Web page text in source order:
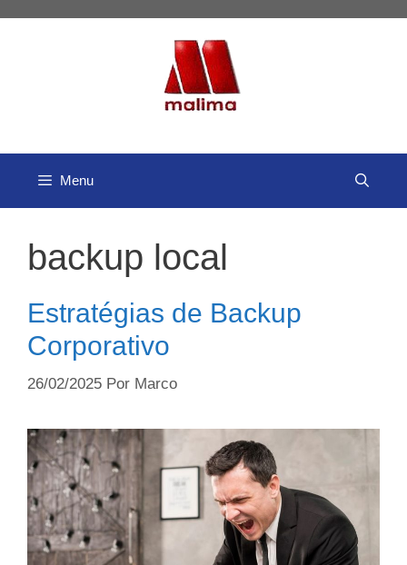
Menu
backup local
Estratégias de Backup
Corporativo
26/02/2025 Por Marco